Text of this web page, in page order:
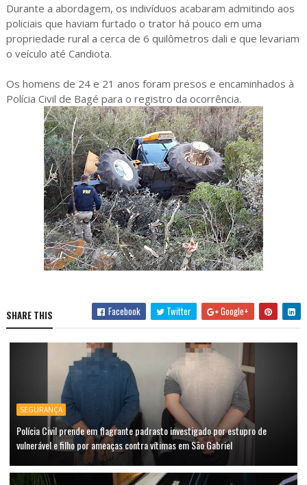
Durante a abordagem, os indivíduos acabaram admitindo aos
policiais que haviam furtado o trator há pouco em uma
propriedade rural a cerca de 6 quilômetros dali e que levariam
o veículo até Candiota.
Os homens de 24 e 21 anos foram presos e encaminhados à
Polícia Civil de Bagé para o registro da ocorrência.
SHARE THIS Facebook Twitter Google+
SEGURANÇA
Polícia Civil prende em flagrante padrasto investigado por estupro de
vulnerável e filho por ameaças contra vítimas em São Gabriel